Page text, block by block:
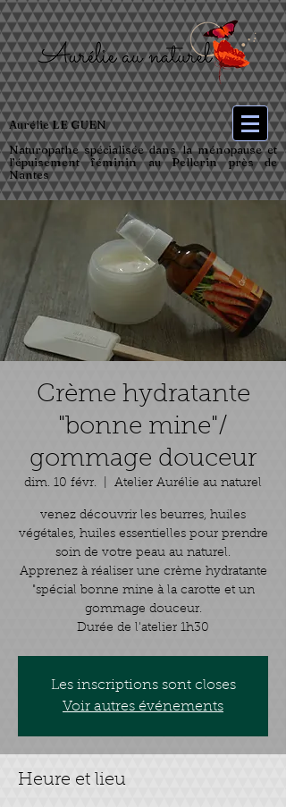
Aurélie LE GUEN
Naturopathe spécialisée dans la ménopause et
l’épuisement féminin au Pellerin près de
Nantes
Crème hydratante
"bonne mine"/
gommage douceur
dim. 10 févr. Atelier Aurélie au naturel
venez découvrir les beurres, huiles
végétales, huiles essentielles pour prendre
soin de votre peau au naturel.
Apprenez à réaliser une crème hydratante
"spécial bonne mine à la carotte et un
gommage douceur.
Durée de l'atelier 1h30
Les inscriptions sont closes
Voir autres événements
Heure et lieu